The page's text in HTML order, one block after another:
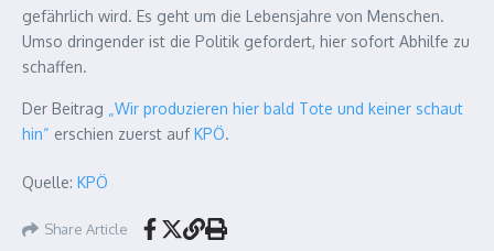
gefährlich wird. Es geht um die Lebensjahre von Menschen.
Umso dringender ist die Politik gefordert, hier sofort Abhilfe zu
schaffen.
Der Beitrag
„Wir produzieren hier bald Tote und keiner schaut
hin“ erschien zuerst aufKPÖ.
Quelle: KPÖ
Share Article